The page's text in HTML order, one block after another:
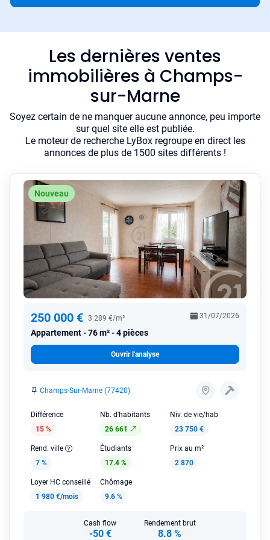
Les dernières ventes
immobilières à Champs-
sur-Marne
Soyez certain de ne manquer aucune annonce, peu importe
sur quel site elle est publiée.
Le moteur de recherche LyBox regroupe en direct les
annonces de plus de 1500 sites différents !
Nouveau
250 000 € 3 289 €/m²
Appartement 76 m² - 4 pièces
31/07/2026
Ouvrir l'analyse
Champs-Sur-Marne (77420)
Différence
15 %
Nb. d'habitants
26 661
Niv. de vie/hab
23 750 €
Rend. ville
7 %
Étudiants
17.4 %
Prix au m²
2 870
Loyer HC conseillé
1 980 €/mois
Chômage
9.6 %
Cash flow
-50 €
Rendement brut
8.8 %